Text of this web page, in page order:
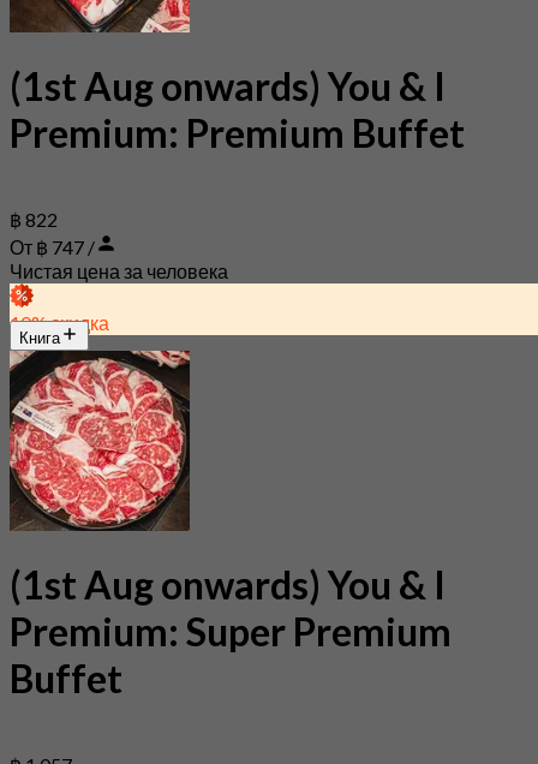
(1st Aug onwards) You & I
Premium: Premium Buffet
฿ 822
От ฿ 747 /
Чистая цена за человека
10% скидка
Книга
(1st Aug onwards) You & I
Premium: Super Premium
Buffet